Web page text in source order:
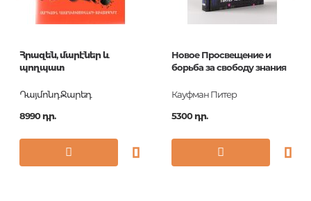
Հրազեն, մարէներ և
պողպատ
Դայմոնդ Ջարեդ
8990 դր.
Новое Просвещение и
борьба за свободу знания
Кауфман Питер
5300 դր.